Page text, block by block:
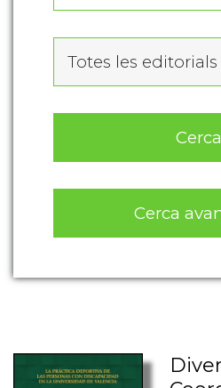
Totes les editorials
Cerca
Cerca